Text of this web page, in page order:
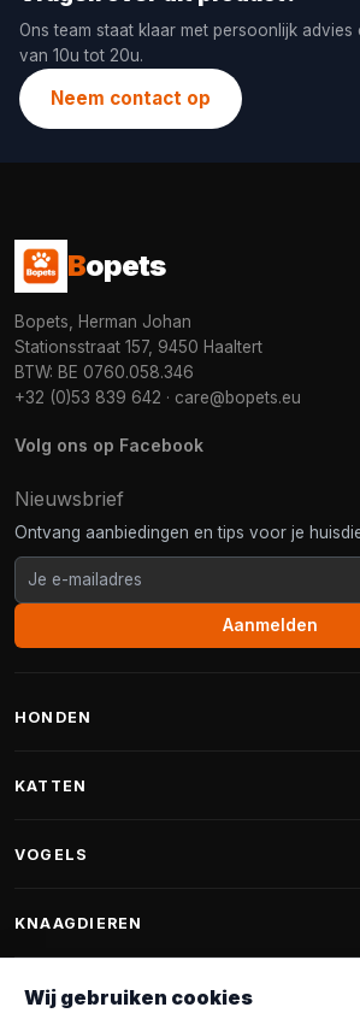
Ons team staat klaar met persoonlijk advies
van 10u tot 20u.
Neem contact op
Bopets
Bopets, Herman Johan
Stationsstraat 157, 9450 Haaltert
BTW: BE 0760.058.346
+32 (0)53 839 642 · care@bopets.eu
Volg ons op Facebook
Nieuwsbrief
Ontvang aanbiedingen en tips voor je
Aanmelden
HONDEN
Fantail hondenmanden
Hondenspeelgoed
KATTEN
Krabpalen voor Maine Coon
VOGELS
Vogelvoer binnenvogels
Voederhuisjes
KNAAGDIEREN
Wij gebruiken cookies